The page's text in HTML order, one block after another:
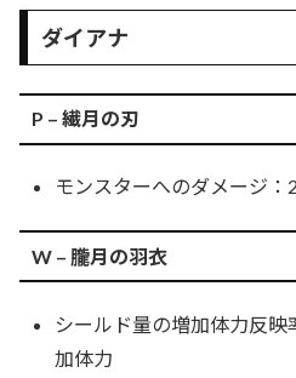
ダイアナ
P – 繊月の刃
モンスターへのダメージ：
W – 朧月の羽衣
シールド量の増加体力反
加体力